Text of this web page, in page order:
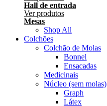
Hall de entrada
Ver produtos
Mesas
Shop All
Colchões
Colchão de Molas
Bonnel
Ensacadas
Medicinais
Núcleo (sem molas)
Graph
Látex